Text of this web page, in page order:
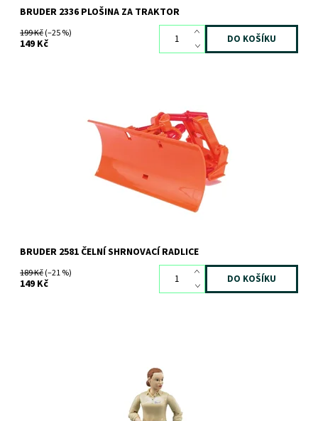
BRUDER 2336 PLOŠINA ZA TRAKTOR
199 Kč(–25 %)
149 Kč
Skladem3 ks
BRUDER
BRUDER 2581 ČELNÍ SHRNOVACÍ RADLICE
189 Kč(–21 %)
149 Kč
Bworld Figurka ženy v modrých kalhotách
>3 ks